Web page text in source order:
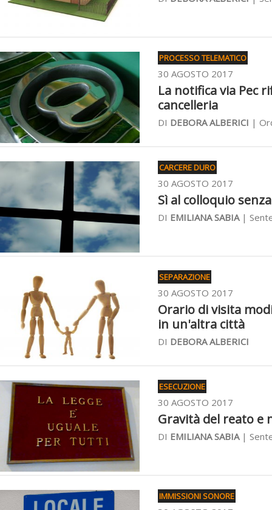
PROCESSO TELEMATICO
30 AGOSTO 2017
La notifica via Pec
cancelleria
DI DEBORA ALBERICI |
CARCERE DURO
30 AGOSTO 2017
Sì al colloquio
DI EMILIANA SABIA|
SEPARAZIONE
30 AGOSTO 2017
Orario di visita
in un'altra città
DI DEBORA ALBERICI
ESECUZIONE
30 AGOSTO 2017
Gravità del reato e
DI EMILIANA SABIA|
IMMISSIONI SONORE